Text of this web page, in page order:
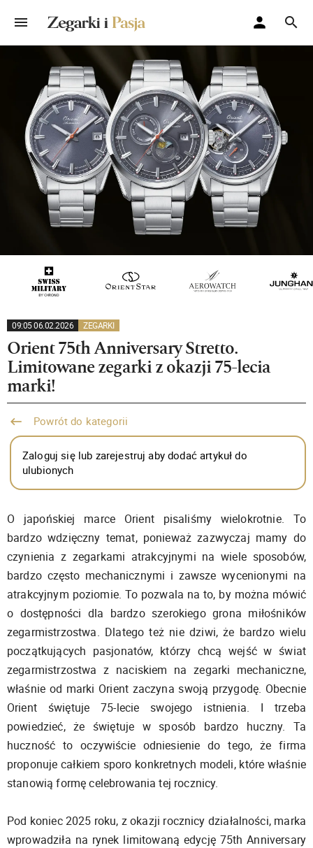
09:05 06.02.2026 ZEGARKI
Orient 75th Anniversary Stretto.
Limitowane zegarki z okazji 75-lecia
marki!
Powrót do kategorii
Zaloguj się lub zarejestruj aby dodać artykuł do
ulubionych
O japońskiej marce Orient pisaliśmy wielokrotnie. To
bardzo wdzięczny temat, ponieważ zazwyczaj mamy do
czynienia z zegarkami atrakcyjnymi na wiele sposobów,
bardzo często mechanicznymi i zawsze wycenionymi na
atrakcyjnym poziomie. To pozwala na to, by można mówić
o dostępności dla bardzo szerokiego grona miłośników
zegarmistrzostwa. Dlatego też nie dziwi, że bardzo wielu
początkujących pasjonatów, którzy chcą wejść w świat
zegarmistrzostwa z naciskiem na zegarki mechaniczne,
właśnie od marki Orient zaczyna swoją przygodę. Obecnie
Orient świętuje 75-lecie swojego istnienia. I trzeba
powiedzieć, że świętuje w sposób bardzo huczny. Ta
huczność to oczywiście odniesienie do tego, że firma
proponuje całkiem sporo konkretnych modeli, które właśnie
stanowią formę celebrowania tej rocznicy.
Pod koniec 2025 roku, z okazji rocznicy działalności, marka
wprowadziła na rynek limitowaną edycję 75th Anniversary